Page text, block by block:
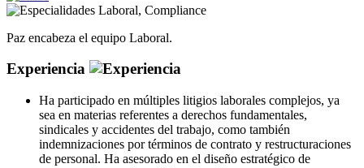
Laboral, Compliance
Paz encabeza el equipo Laboral.
Experiencia
Ha participado en múltiples litigios laborales complejos, ya
sea en materias referentes a derechos fundamentales,
sindicales y accidentes del trabajo, como también
indemnizaciones por términos de contrato y restructuraciones
de personal. Ha asesorado en el diseño estratégico de